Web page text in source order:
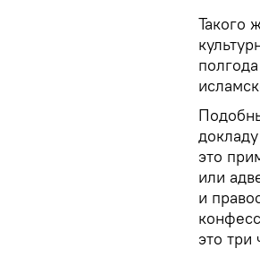
Такого
это
или
и
это три